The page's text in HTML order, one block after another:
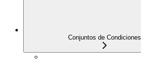
Conjuntos de Condiciones